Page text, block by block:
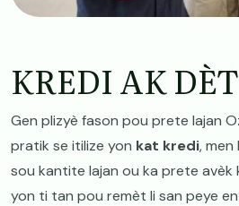
KREDI AK DÈT
Gen plizyè fason pou prete lajan
pratik se itilize yon kat kredi, men
sou kantite lajan ou ka prete avèk
yon ti tan pou remèt li san peye